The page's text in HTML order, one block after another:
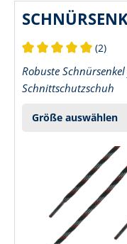
(2)
Robuste
Schnittschutzschuh